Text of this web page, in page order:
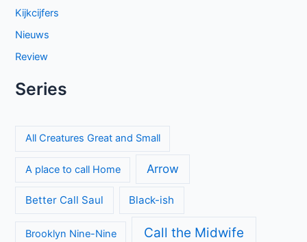
Kijkcijfers
Nieuws
Review
Series
All Creatures Great and Small
A place to call Home Arrow
Better Call Saul Black-ish
Brooklyn Nine-Nine Call the Midwife